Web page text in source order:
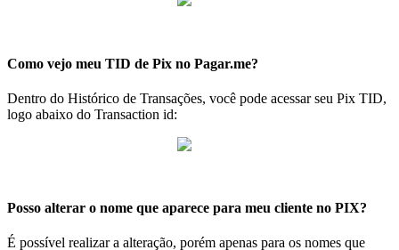
Como vejo meu TID de Pix no Pagar.me?
Dentro do Histórico de Transações, você pode acessar seu Pix TID,
logo abaixo do Transaction id:
Posso alterar o nome que aparece para meu cliente no PIX?
É possível realizar a alteração, porém apenas para os nomes que